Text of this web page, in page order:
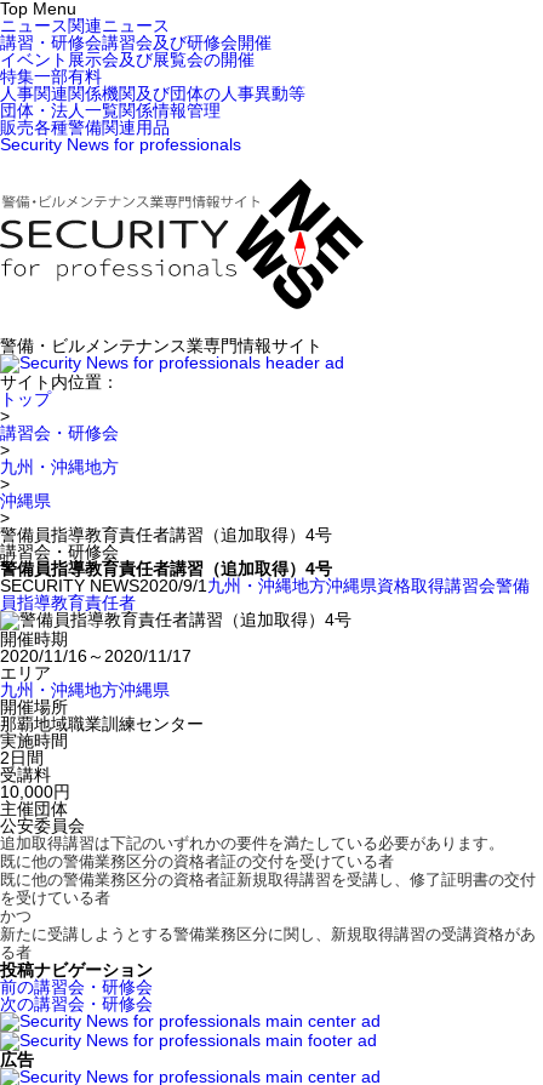
Top Menu
ニュース関連ニュース
講習・研修会講習会及び研修会開催
イベント 展示会及び展覧会の開催
特集一部有料
人事関連関係機関及び団体の人事異動等
団体・法人一覧関係情報管理
販売各種警備関連用品
Security News for professionals
警備・ビルメンテナンス業専門情報サイト
サイト内位置：
トップ
>
講習会・研修会
>
九州・沖縄地方
>
沖縄県
>
警備員指導教育責任者講習（追加取得）4号
講習会・研修会
警備員指導教育責任者講習（追加取得）4号
SECURITY NEWS2020/9/1 九州・沖縄地方沖縄県資格取得講習会警備
員指導教育責任者
開催時期
2020/11/16～2020/11/17
エリア
九州・沖縄地方沖縄県
開催場所
那覇地域職業訓練センター
実施時間
2日間
受講料
10,000円
主催団体
公安委員会
追加取得講習は下記のいずれかの要件を満たしている必要があります。
既に他の警備業務区分の資格者証の交付を受けている者
既に他の警備業務区分の資格者証新規取得講習を受講し、修了証明書の交付
を受けている者
かつ
新たに受講しようとする警備業務区分に関し、新規取得講習の受講資格があ
る者
投稿ナビゲーション
前の講習会・研修会
次の講習会・研修会
広告